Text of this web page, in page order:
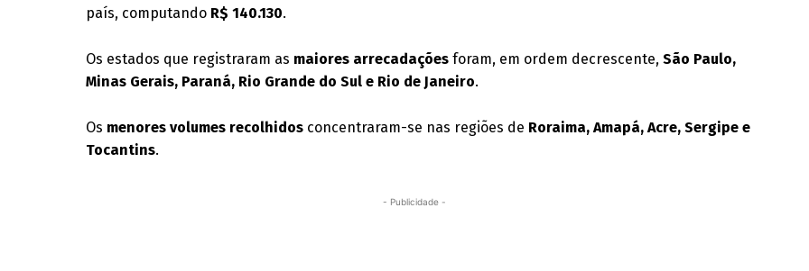
país, computando R$ 140.130.
Os estados que registraram as maiores arrecadações foram, em ordem decrescente,São Paulo,
Minas Gerais, Paraná, Rio Grande do Sul e Rio de Janeiro.
Os menores volumes recolhidos concentraram-se nas regiões de Roraima, Amapá, Acre, Sergipe e
Tocantins.
- Publicidade -